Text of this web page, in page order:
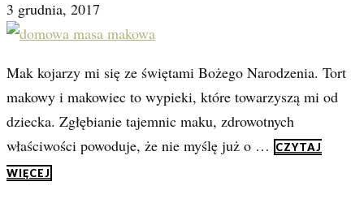
3 grudnia, 2017
Mak kojarzy mi się ze świętami Bożego Narodzenia. Tort
makowy i makowiec to wypieki, które towarzyszą mi od
dziecka. Zgłębianie tajemnic maku, zdrowotnych
właściwości powoduje, że nie myślę już o …
CZYTAJ
WIĘCEJ